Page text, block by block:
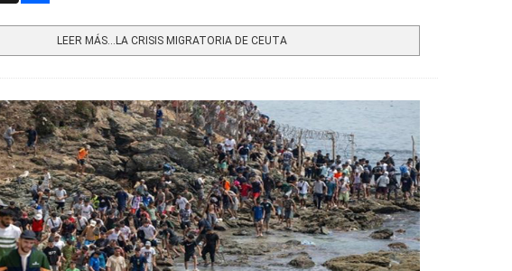
LEER MÁS…LA CRISIS MIGRATORIA DE CEUTA